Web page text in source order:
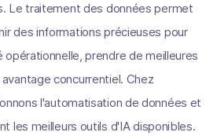
Le traitement des données permet
des informations précieuses pour
prendre de meilleures
concurrentiel. Chez
l'automatisation de données et
les meilleurs outils d'IA disponibles.